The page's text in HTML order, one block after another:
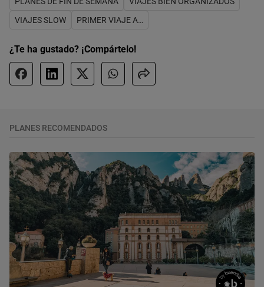
VIAJES SLOW
PRIMER VIAJE A…
¿Te ha gustado? ¡Compártelo!
PLANES RECOMENDADOS